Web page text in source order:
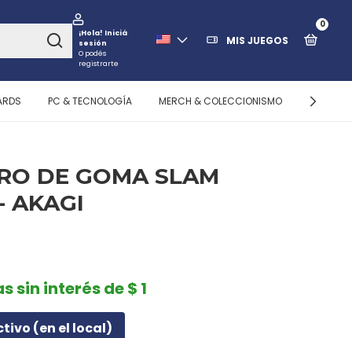
¡Hola! Iniciá
sesión
O podés
registrarte
MIS JUEGOS
0
PC & TECNOLOGÍA MERCH & COLECCIONISMO
DE GOMA SLAM
AKAGI
sin interés de $ 1
(en el local)